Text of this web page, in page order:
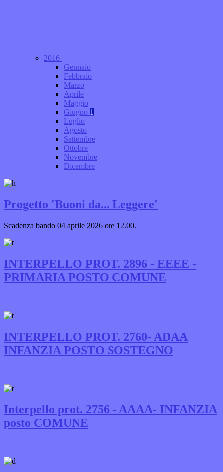
2016
Gennaio
Febbraio
Marzo
Aprile
Maggio
Giugno 1
Luglio
Agosto
Settembre
Ottobre
Novembre
Dicembre
Progetto 'Buoni da... Leggere'
Scadenza bando 04 aprile 2026 ore 12.00.
INTERPELLO PROT. 2896 - EEEE -
PRIMARIA POSTO COMUNE
INTERPELLO PROT. 2760- ADAA
INFANZIA POSTO SOSTEGNO
Interpello prot. 2756 - AAAA- INFANZIA
posto COMUNE